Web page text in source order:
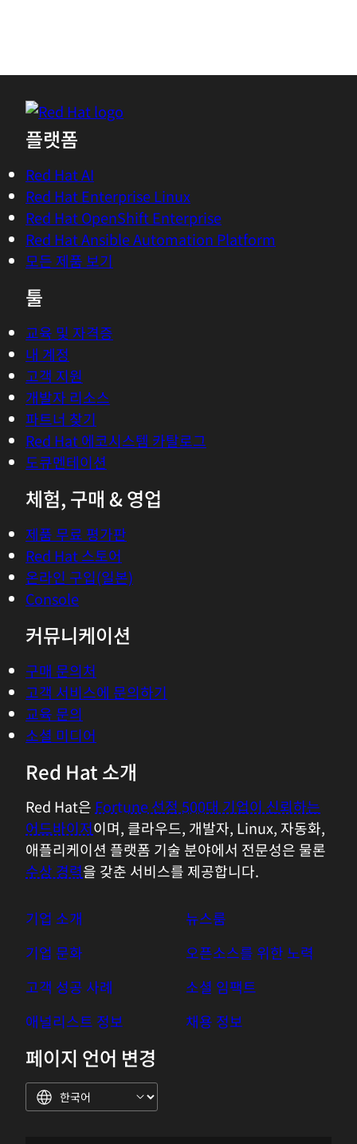
플랫폼
Red Hat AI
Red Hat Enterprise Linux
Red Hat OpenShift Enterprise
Red Hat Ansible Automation Platform
모든 제품 보기
툴
교육 및 자격증
내 계정
고객 지원
개발자 리소스
파트너 찾기
Red Hat 에코시스템 카탈로그
도큐멘테이션
체험, 구매 & 영업
제품 무료 평가판
Red Hat 스토어
온라인 구입(일본)
Console
커뮤니케이션
구매 문의처
고객 서비스에 문의하기
교육 문의
소셜 미디어
Red Hat 소개
Red Hat은 Fortune 선정 500대 기업이 신뢰하는
어드바이저이며, 클라우드, 개발자, Linux, 자동화,
애플리케이션 플랫폼 기술 분야에서 전문성은 물론
수상 경력을 갖춘 서비스를 제공합니다.
기업 소개
기업 문화
고객 성공 사례
애널리스트 정보
뉴스룸
오픈소스를 위한 노력
소셜 임팩트
채용 정보
페이지 언어 변경